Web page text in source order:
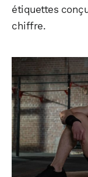
étiquettes
chiffre.